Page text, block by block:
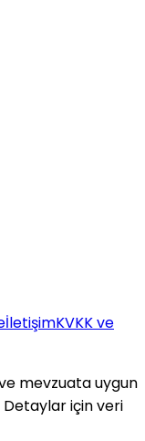
İletişimKVKK ve
mevzuata uygun
Detaylar için veri